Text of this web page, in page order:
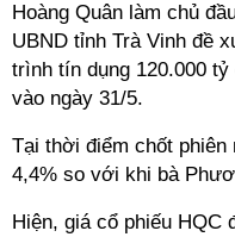
Hoàng Quân làm chủ
UBND tỉnh Trà Vinh đề
trình tín dụng 120.000
vào ngày 31/5.
Tại thời điểm chốt phiên
4,4% so với khi bà
Hiện, giá cổ phiếu HQC